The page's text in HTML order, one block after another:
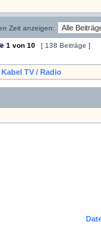
Zeit anzeigen:
1 von 10 [ 138 Beiträge ]
TV / Radio